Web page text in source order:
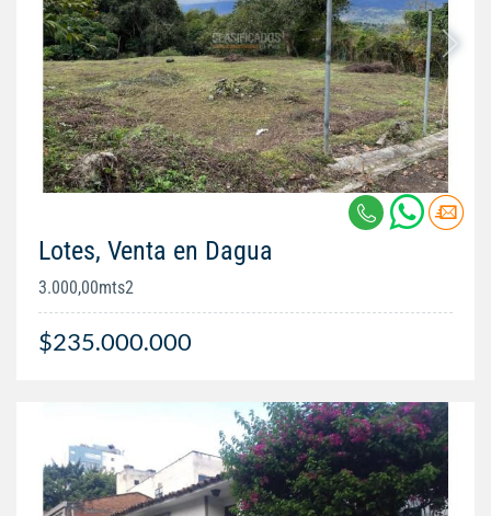
Lotes, Venta en Dagua
3.000,00mts2
$235.000.000